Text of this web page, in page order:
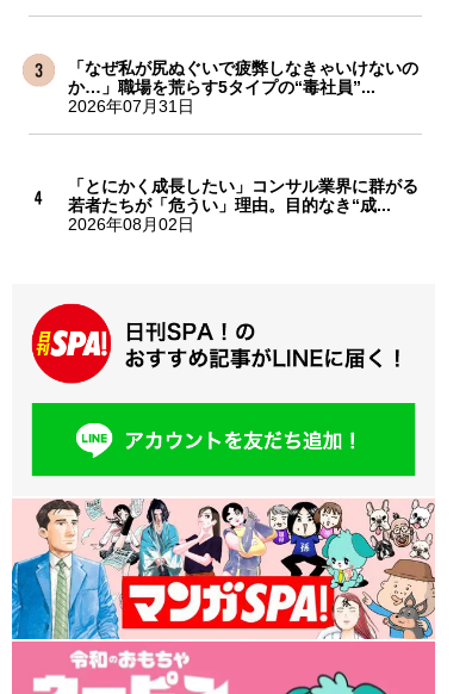
「なぜ私が尻ぬぐいで疲弊しなきゃいけないの
か…」職場を荒らす5タイプの“毒社員”...
2026年07月31日
「とにかく成長したい」コンサル業界に群がる
若者たちが「危うい」理由。目的なき“成...
2026年08月02日